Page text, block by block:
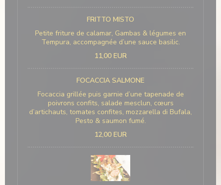
FRITTO MISTO
Petite friture de calamar, Gambas & légumes en
Tempura, accompagnée d’une sauce basilic.
11,00 EUR
FOCACCIA SALMONE
Focaccia grillée puis garnie d’une tapenade de
poivrons confits, salade mesclun, cœurs
d’artichauts, tomates confites, mozzarella di Bufala,
Pesto & saumon fumé.
12,00 EUR